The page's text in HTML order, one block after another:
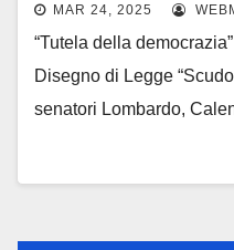
MAR 24, 2025
“Tutela della
Disegno di Legge
senatori Lombardo,